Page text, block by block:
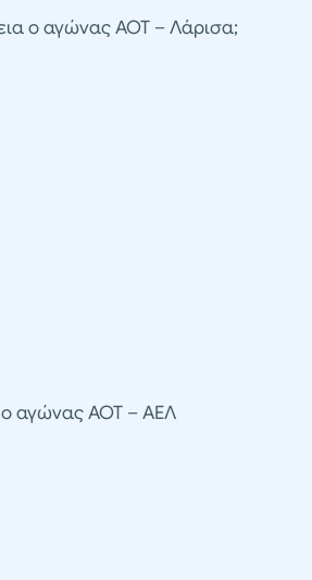
ο αγώνας ΑΟΤ – Λάρισα;
ο αγώνας ΑΟΤ – ΑΕΛ